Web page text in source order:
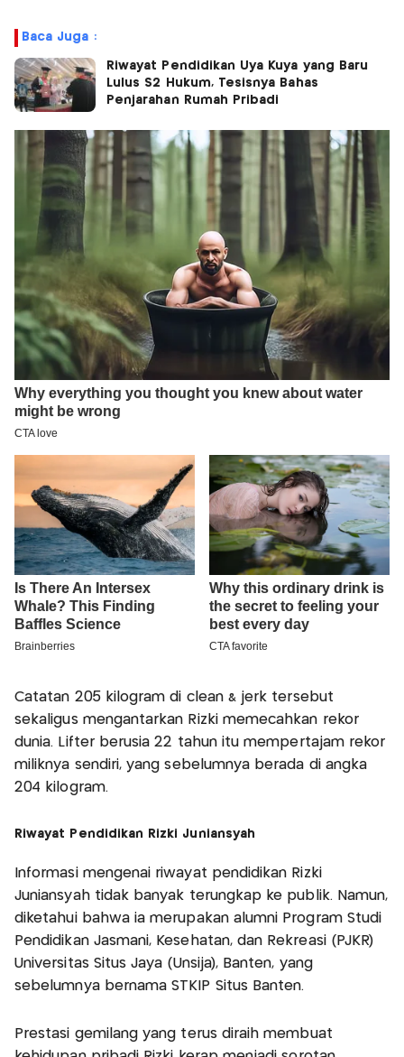
Baca Juga :
Riwayat Pendidikan Uya Kuya yang Baru
Lulus S2 Hukum, Tesisnya Bahas
Penjarahan Rumah Pribadi
Catatan 205 kilogram di clean & jerk tersebut
sekaligus mengantarkan Rizki memecahkan rekor
dunia. Lifter berusia 22 tahun itu mempertajam rekor
miliknya sendiri, yang sebelumnya berada di angka
204 kilogram.
Riwayat Pendidikan Rizki Juniansyah
Informasi mengenai riwayat pendidikan Rizki
Juniansyah tidak banyak terungkap ke publik. Namun,
diketahui bahwa ia merupakan alumni Program Studi
Pendidikan Jasmani, Kesehatan, dan Rekreasi (PJKR)
Universitas Situs Jaya (Unsija), Banten, yang
sebelumnya bernama STKIP Situs Banten.
Prestasi gemilang yang terus diraih membuat